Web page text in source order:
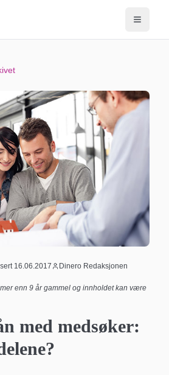
16.06.2017 Dinero Redaksjonen
enn 9 år gammel og innholdet kan være
med medsøker: